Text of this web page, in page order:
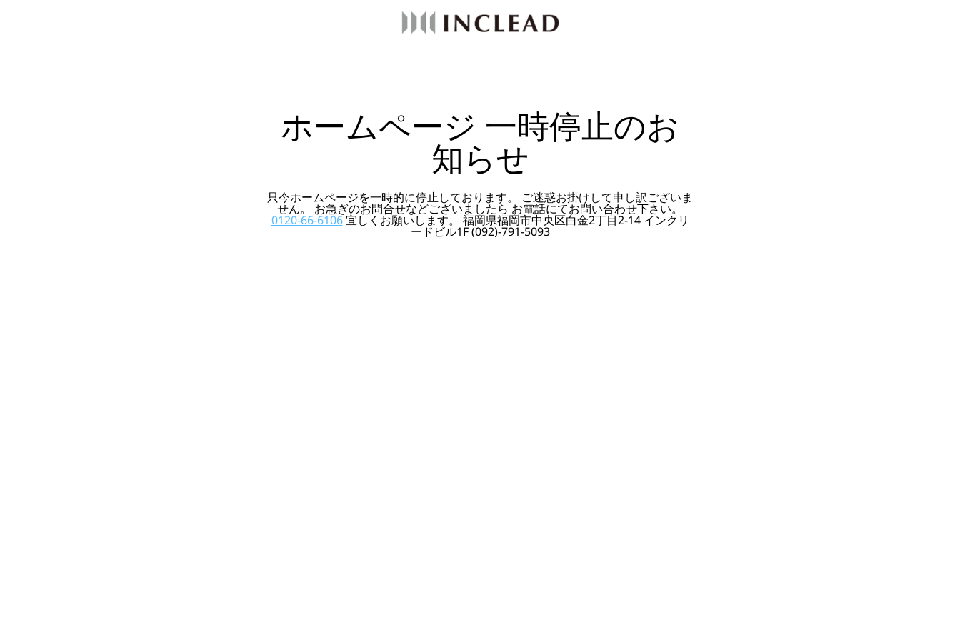
ホームページ 一時停止のお
知らせ
只今ホームページを一時的に停止しております。 ご迷惑お掛けして申し訳ございま
せん。 お急ぎのお問合せなどございましたら お電話にてお問い合わせ下さい。
0120-66-6106宜しくお願いします。 福岡県福岡市中央区白金2丁目2-14 インクリ
ードビル1F (092)-791-5093